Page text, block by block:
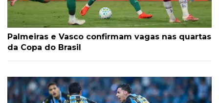
Palmeiras e Vasco confirmam vagas nas quartas
da Copa do Brasil